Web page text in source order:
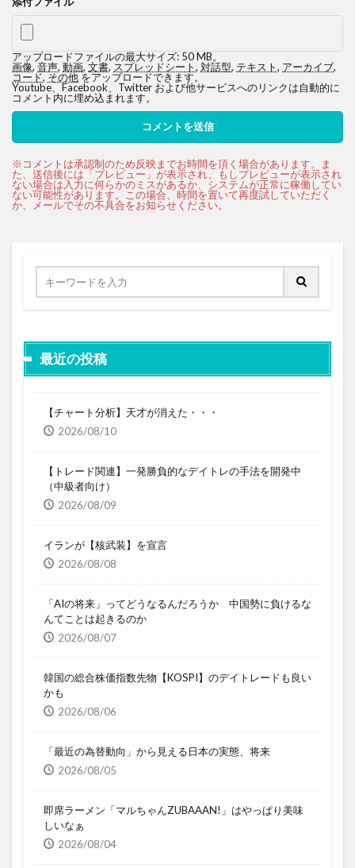
アップロードファイルの最大サイズ: 50 MB。
画像, 音声, 動画, 文書, スプレッドシート, 対話型, テキスト, アーカイブ,
コード,その他をアップロードできます。
Youtube、Facebook、Twitter および他サービスへのリンクは自動的に
コメント内に埋め込まれます。
最近の投稿
【チャート分析】天才が消えた・・・
2026/08/10
【トレード関連】一発勝負的なデイトレの手法を開発中
（中級者向け）
2026/08/09
イランが【核武装】を宣言
2026/08/08
「AIの将来」ってどうなるんだろうか 中国勢に負けるな
んてことは起きるのか
2026/08/07
韓国の総合株価指数先物【KOSPI】のデイトレードも良い
かも
2026/08/06
「最近の為替動向」から見える日本の実態、将来
2026/08/05
即席ラーメン「マルちゃんZUBAAAN!」はやっぱり美味
しいなぁ
2026/08/04